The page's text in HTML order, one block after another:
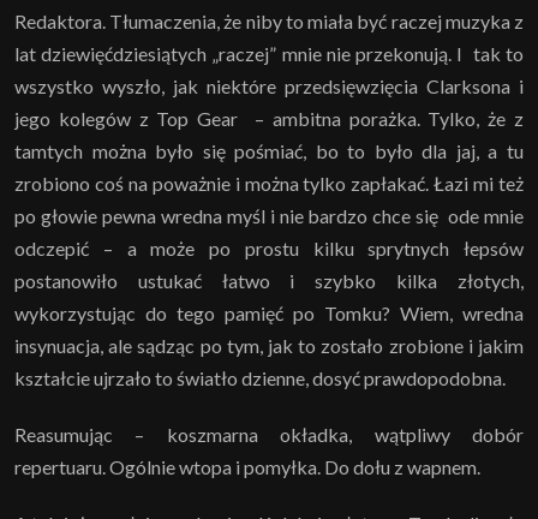
Redaktora. Tłumaczenia, że niby to miała być raczej muzyka z
lat dziewięćdziesiątych „raczej” mnie nie przekonują. I tak to
wszystko wyszło, jak niektóre przedsięwzięcia Clarksona i
jego kolegów z Top Gear – ambitna porażka. Tylko, że z
tamtych można było się pośmiać, bo to było dla jaj, a tu
zrobiono coś na poważnie i można tylko zapłakać. Łazi mi też
po głowie pewna wredna myśl i nie bardzo chce się ode mnie
odczepić – a może po prostu kilku sprytnych łepsów
postanowiło ustukać łatwo i szybko kilka złotych,
wykorzystując do tego pamięć po Tomku? Wiem, wredna
insynuacja, ale sądząc po tym, jak to zostało zrobione i jakim
kształcie ujrzało to światło dzienne, dosyć prawdopodobna.
Reasumując – koszmarna okładka, wątpliwy dobór
repertuaru. Ogólnie wtopa i pomyłka. Do dołu z wapnem.